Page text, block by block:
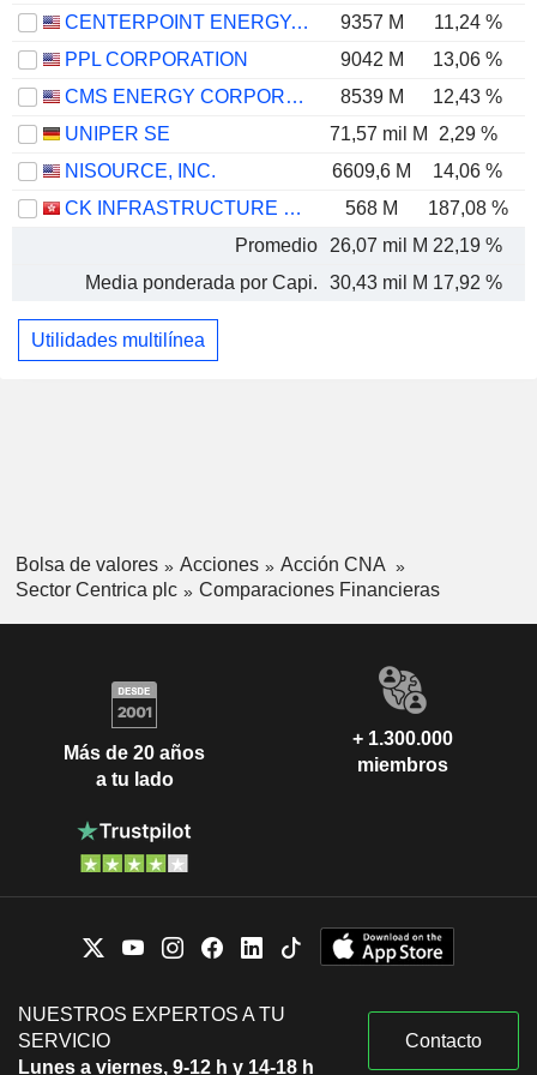
CENTERPOINT ENERGY, INC.
9357 M 11,24 %
PPL CORPORATION
9042 M 13,06 %
CMS ENERGY CORPORATION
8539 M 12,43 %
UNIPER SE
71,57 mil M 2,29 %
NISOURCE, INC.
6609,6 M 14,06 %
CK INFRASTRUCTURE HOLDINGS LIMITED
568 M 187,08 %
Promedio
26,07 mil M 22,19 %
Media ponderada por Capi.
30,43 mil M 17,92 %
Utilidades multilínea
Bolsa de valores Acciones
Acción CNA
Sector Centrica plc
Comparaciones Financieras
Más de 20 años
a tu lado
+ 1.300.000
miembros
NUESTROS EXPERTOS A TU
SERVICIO
Lunes a viernes, 9-12 h y 14-18 h
Contacto